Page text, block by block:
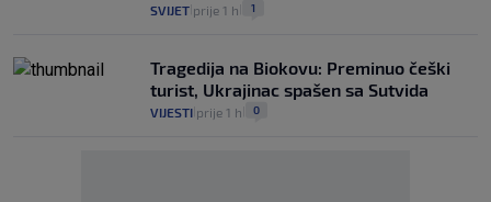
SVIJET prije 1 h 1
Tragedija na Biokovu: Preminuo češki
turist, Ukrajinac spašen sa Sutvida
VIJESTI prije 1 h 0